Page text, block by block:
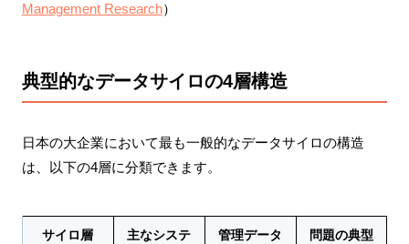
Management Research）
典型的なデータサイロの4層構造
日本の大企業において最も一般的なデータサイロの構造
は、以下の4層に分類できます。
サイロ層
主なシステ
管理データ
問題の典型